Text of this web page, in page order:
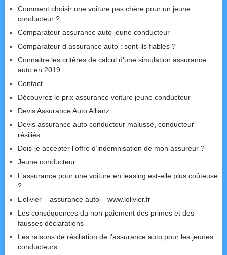
Comment choisir une voiture pas chère pour un jeune
conducteur ?
Comparateur assurance auto jeune conducteur
Comparateur d assurance auto : sont-ils fiables ?
Connaitre les critères de calcul d’une simulation assurance
auto en 2019
Contact
Découvrez le prix assurance voiture jeune conducteur
Devis Assurance Auto Allianz
Devis assurance auto conducteur malussé, conducteur
résiliés
Dois-je accepter l’offre d’indemnisation de mon assureur ?
Jeune conducteur
L’assurance pour une voiture en leasing est-elle plus coûteuse
?
L’olivier – assurance auto – www.lolivier.fr
Les conséquences du non-paiement des primes et des
fausses déclarations
Les raisons de résiliation de l’assurance auto pour les jeunes
conducteurs